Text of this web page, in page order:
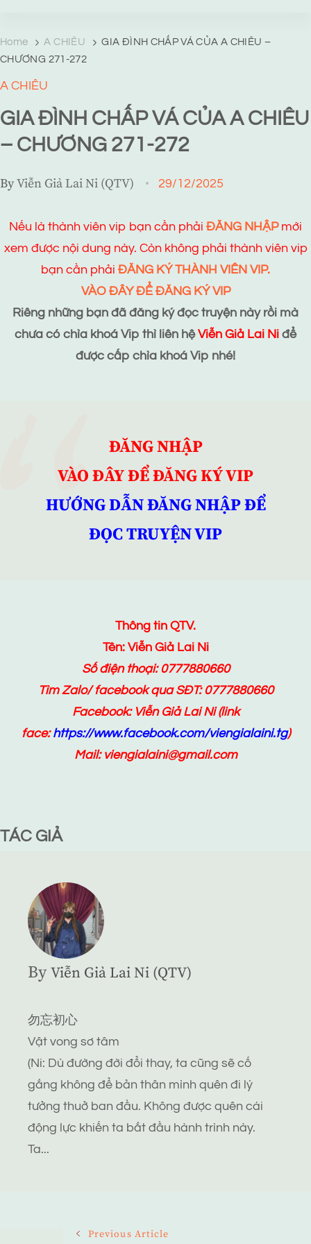
Home A CHIÊU
GIA ĐÌNH CHẤP VÁ CỦA A CHIÊU –
CHƯƠNG 271-272
A CHIÊU
GIA ĐÌNH CHẤP VÁ CỦA A CHIÊU
– CHƯƠNG 271-272
ByViễn Giả Lai Ni (QTV) 29/12/2025
Nếu là thành viên vip bạn cần phải ĐĂNG NHẬPmới
xem được nội dung này. Còn không phải thành viên vip
bạn cần phải ĐĂNG KÝ THÀNH VIÊN VIP.
VÀO ĐÂY ĐỂ ĐĂNG KÝ VIP
Riêng những bạn đã đăng ký đọc truyện này rồi mà
chưa có chìa khoá Vip thì liên hệViễn Giả Lai Ni để
được cấp chìa khoá Vip nhé!
ĐĂNG NHẬP
VÀO ĐÂY ĐỂ ĐĂNG KÝ VIP
HƯỚNG DẪN ĐĂNG NHẬP ĐỂ
ĐỌC TRUYỆN VIP
Thông tin QTV.
Tên: Viễn Giả Lai Ni
Số điện thoại: 0777880660
Tìm Zalo/ facebook qua SĐT: 0777880660
Facebook: Viễn Giả Lai Ni(link
face:https://www.facebook.com/viengialaini.tg)
Mail: viengialaini@gmail.com
TÁC GIẢ
By Viễn Giả Lai Ni (QTV)
勿忘初心
Vật vong sơ tâm
(Ni: Dù đường đời đổi thay, ta cũng sẽ cố
gắng không để bản thân mình quên đi lý
tưởng thuở ban đầu. Không được quên cái
động lực khiến ta bắt đầu hành trình này.
Ta...
Previous Article